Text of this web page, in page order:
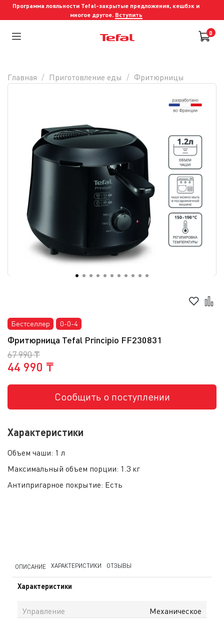
Программа лояльности Tefal-закрытые предложения, кешбэк и
многое другое. Вступить
0
Бестселлер 0-0-4
Фритюрница Tefal Principio FF230831
67 990 ₸
44 990 ₸
Сообщить о поступлении
Характеристики
Объем чаши: 1 л
Максимальный объем порции: 1.3 кг
Антипригарное покрытие: Есть
Главная Приготовление еды Фритюрницы
ОПИСАНИЕ ХАРАКТЕРИСТИКИ ОТЗЫВЫ
Характеристики
Управление
Механическое